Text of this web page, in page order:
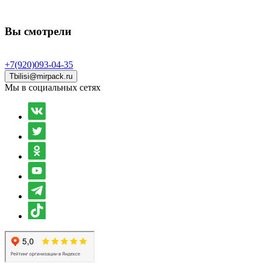
Вы смотрели
+7(920)093-04-35
Tbilisi@mirpack.ru
Мы в социальных сетях